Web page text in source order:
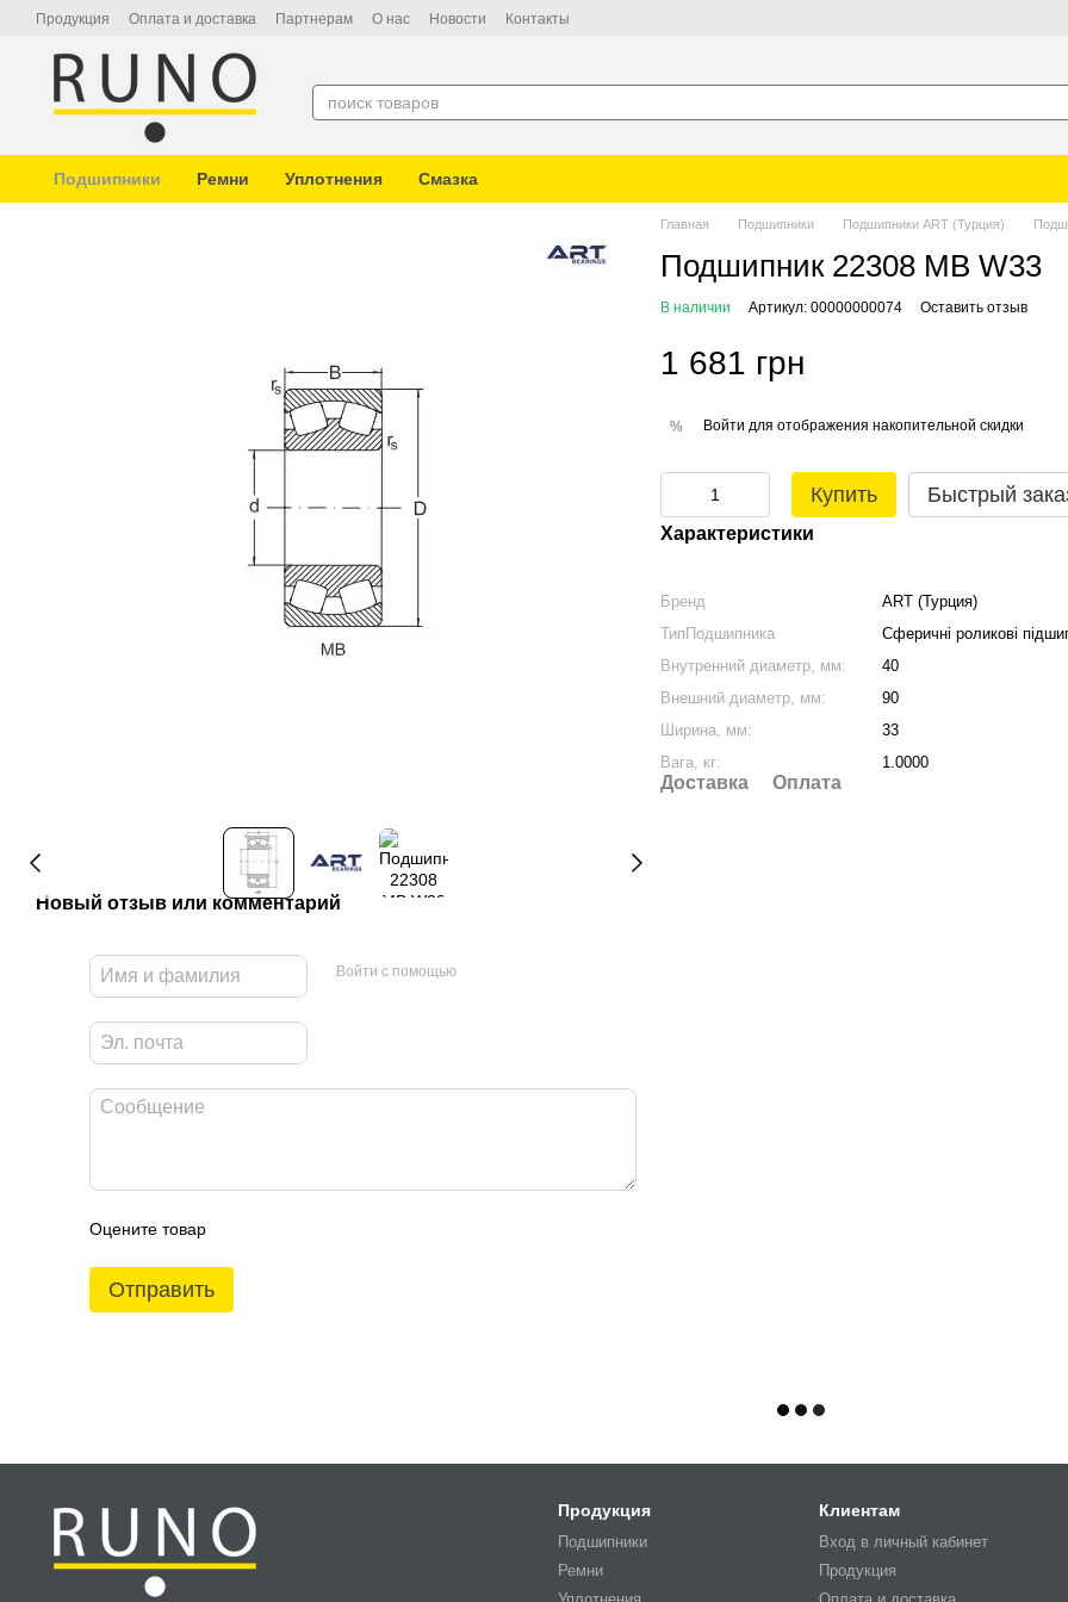
Перейти к основному контенту
Продукция Оплата и доставка Партнерам О нас Новости Контакты
Подшипники Ремни Уплотнения Смазка
Новый отзыв или комментарий
Войти с помощью
Оцените товар
Отправить
Главная Подшипники Подшипники ART (Турция)
Подшипник 22308 MB W33
В наличии Артикул: 00000000074 Оставить отзыв
1 681 грн
% Войти для отображения накопительной скидки
Купить Быстрый
Характеристики
Бренд
ART (Турция)
ТипПодшипника
Сферичні роликові
Внутренний диаметр, мм:
40
Внешний диаметр, мм:
90
Ширина, мм:
33
Вага, кг:
1.0000
Доставка Оплата
Продукция
Подшипники
Ремни
Клиентам
Вход в личный кабинет
Продукция